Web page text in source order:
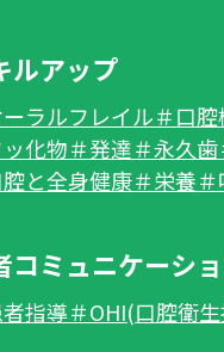
ルアップ
ーラルフレイル＃口
化物＃発達＃永久歯
腔と全身健康＃栄養
コミュニケーシ
指導＃OHI(口腔衛生